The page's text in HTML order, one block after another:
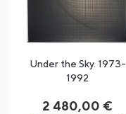
Under the Sky. 1973-
1992
2 480,00 €